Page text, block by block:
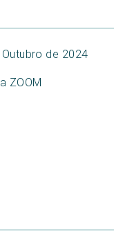
de 2024
ZOOM